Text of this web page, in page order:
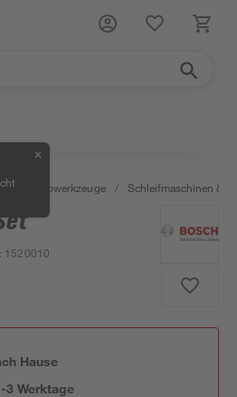
✕
/ Elektrowerkzeuge / Schleifmaschinen &
: 1520010
Hause
3 Werktage